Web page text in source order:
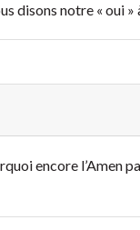
disons notre « oui
encore l’Amen